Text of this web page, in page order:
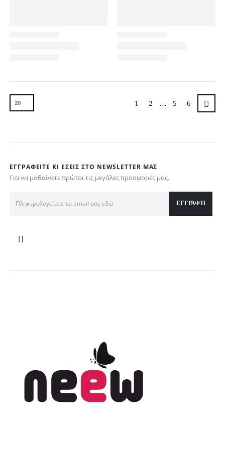
1 2 … 5 6
ΕΓΓΡΑΦΕΊΤΕ ΚΙ ΕΣΕΊΣ ΣΤΟ NEWSLETTER ΜΑΣ
Για να μαθαίνετε πρώτοι τις μεγάλες προσφορές μας.